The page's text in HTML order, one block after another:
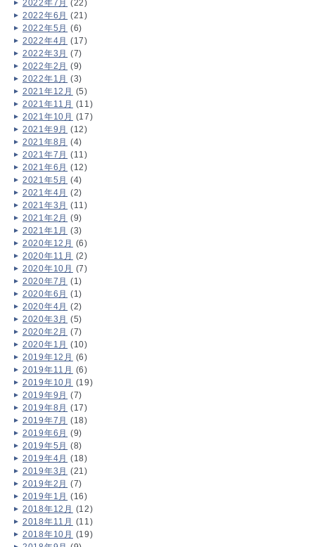
2022年7月 (22)
2022年6月 (21)
2022年5月 (6)
2022年4月 (17)
2022年3月 (7)
2022年2月 (9)
2022年1月 (3)
2021年12月 (5)
2021年11月 (11)
2021年10月 (17)
2021年9月 (12)
2021年8月 (4)
2021年7月 (11)
2021年6月 (12)
2021年5月 (4)
2021年4月 (2)
2021年3月 (11)
2021年2月 (9)
2021年1月 (3)
2020年12月 (6)
2020年11月 (2)
2020年10月 (7)
2020年7月 (1)
2020年6月 (1)
2020年4月 (2)
2020年3月 (5)
2020年2月 (7)
2020年1月 (10)
2019年12月 (6)
2019年11月 (6)
2019年10月 (19)
2019年9月 (7)
2019年8月 (17)
2019年7月 (18)
2019年6月 (9)
2019年5月 (8)
2019年4月 (18)
2019年3月 (21)
2019年2月 (7)
2019年1月 (16)
2018年12月 (12)
2018年11月 (11)
2018年10月 (19)